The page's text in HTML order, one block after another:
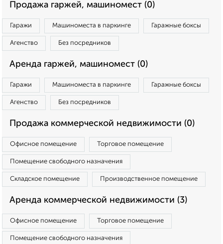
Продажа гаржей, машиномест (0)
Гаражи Машиноместа в паркинге Гаражные боксы
Агенство Без посредников
Аренда гаржей, машиномест (0)
Гаражи Машиноместа в паркинге Гаражные боксы
Агенство Без посредников
Продажа коммерческой недвижимости (0)
Офисное помещение Торговое помещение
Помещение свободного назначения
Складское помещение Производственное помещение
Аренда коммерческой недвижимости (3)
Офисное помещение Торговое помещение
Помещение свободного назначения